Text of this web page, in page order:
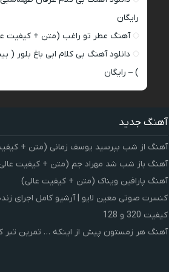
رایگان
آهنگ عطر تو راغب (متن + کیفیت
دانلود آهنگ بی کلام ابی باغ بلور (
) – رایگان
آهنگ جدید
آهنگ از شب بپرسید یوسف زمانی (متن +
آهنگ باز شب شد مهراد جم (متن + کیفیت
آهنگ پارافین ویناک (متن + کیفیت عالی)
کنسرت صوتی معین لایو | آرشیو کامل اجرای
کیفیت 320 و 128
آهنگ هر زمستون پیش از اینکه … تمرین تبر